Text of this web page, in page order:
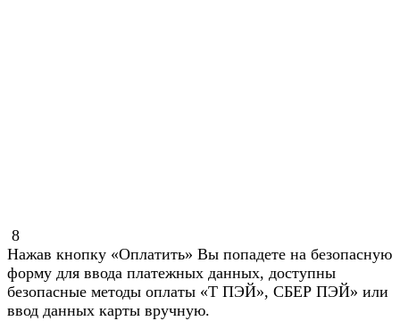
8
Нажав кнопку «Оплатить» Вы попадете на безопасную
форму для ввода платежных данных, доступны
безопасные методы оплаты «Т ПЭЙ», СБЕР ПЭЙ» или
ввод данных карты вручную.